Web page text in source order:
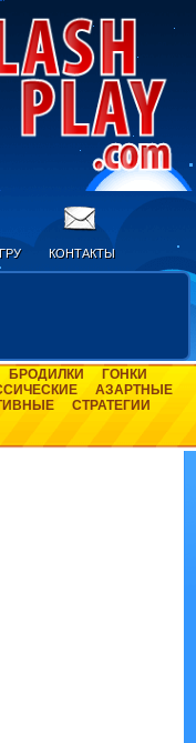
КОНТАКТЫ
БРОДИЛКИ
ГОНКИ
АЗАРТНЫЕ
СТРАТЕГИИ